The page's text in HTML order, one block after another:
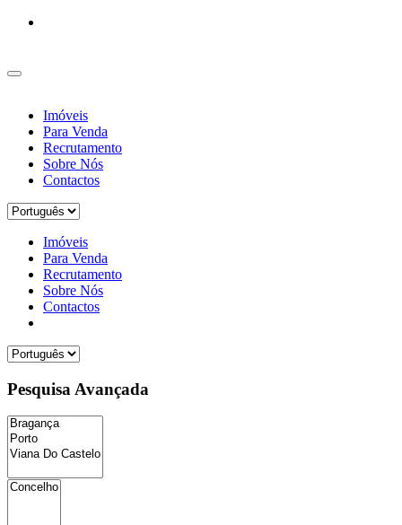
Imóveis
Para Venda
Recrutamento
Sobre Nós
Contactos
Imóveis
Para Venda
Recrutamento
Sobre Nós
Contactos
Pesquisa Avançada